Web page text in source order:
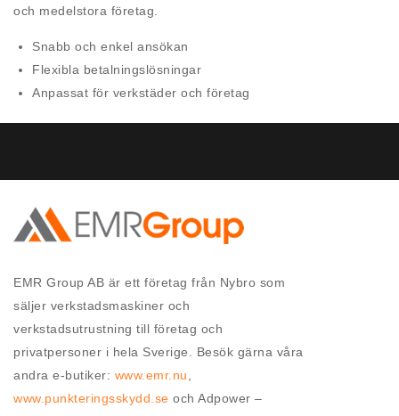
och medelstora företag.
Snabb och enkel ansökan
Flexibla betalningslösningar
Anpassat för verkstäder och företag
EMR Group AB är ett företag från Nybro som
säljer verkstadsmaskiner och
verkstadsutrustning till företag och
privatpersoner i hela Sverige. Besök gärna våra
andra e-butiker: www.emr.nu
www.punkteringsskydd.se och Adpower –